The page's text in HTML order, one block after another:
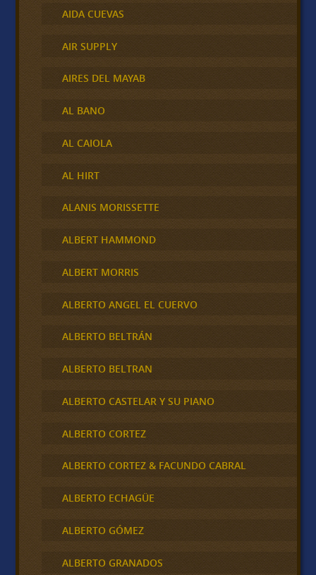
AIDA CUEVAS
AIR SUPPLY
AIRES DEL MAYAB
AL BANO
AL CAIOLA
AL HIRT
ALANIS MORISSETTE
ALBERT HAMMOND
ALBERT MORRIS
ALBERTO ANGEL EL CUERVO
ALBERTO BELTRÁN
ALBERTO BELTRAN
ALBERTO CASTELAR Y SU PIANO
ALBERTO CORTEZ
ALBERTO CORTEZ & FACUNDO CABRAL
ALBERTO ECHAGÜE
ALBERTO GÓMEZ
ALBERTO GRANADOS